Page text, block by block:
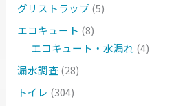
グリストラップ(5)
エコキュート (8)
エコキュート・水漏れ (4)
漏水調査 (28)
トイレ (304)